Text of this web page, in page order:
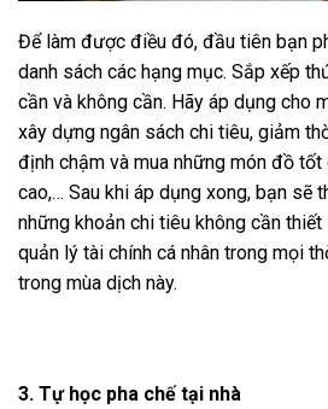
Để làm được điều đó, đầu tiên bạn
danh sách các hạng mục. Sắp xếp
cần và không cần. Hãy áp dụng cho
xây dựng ngân sách chi tiêu, giảm
định chậm và mua những món đồ
cao,… Sau khi áp dụng xong, bạn sẽ
những khoản chi tiêu không cần
quản lý tài chính cá nhân trong mọi
trong mùa dịch này.
3. Tự học pha chế tại nhà